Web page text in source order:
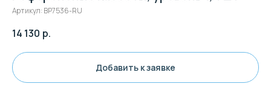
Артикул: BP7536-RU
14 130 р.
Добавить к заявке